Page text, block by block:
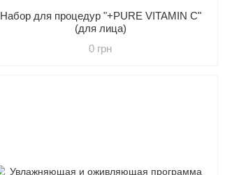
Набор для процедур "+PURE VITAMIN C"
(для лица)
0 грн